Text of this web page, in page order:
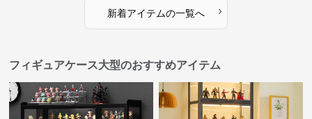
新着アイテムの一覧へ ›
フィギュアケース大型のおすすめアイテム